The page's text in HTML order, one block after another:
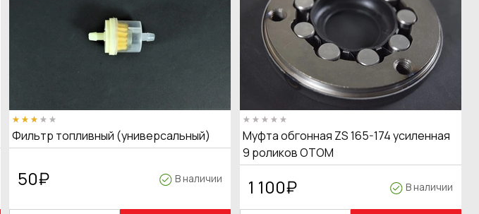
Фильтр топливный (универсальный)
50₽ В наличии
Муфта обгонная ZS 165-174 усиленная
9 роликов OTOM
1 100₽ В наличии